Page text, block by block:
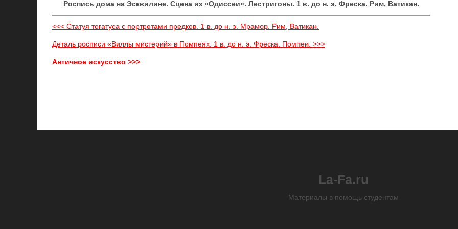
Роспись дома на Эсквилине. Сцена из «Одиссеи». Лестригоны. 1 в. до н. э. Фреска. Рим, Ватикан.
<<< Статуя тогатуса с портретами предков. 1 в. до н. э. Мрамор. Рим, Ватикан.
Деталь росписи «Виллы мистерий» в Помпеях. 1 в. до н. э. Фреска. Помпеи. >>>
Античное искусство >>>
La-Fa.ru
Материалы в помощь студентам